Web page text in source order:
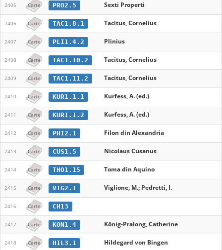
2405 Carte PRO2.5 Sexti Properti
2406 Carte TAC1.8.1 Tacitus, Cornelius
2407 Carte PLI1.4.2 Plinius
2408 Carte TAC1.10.2 Tacitus, Cornelius
2409 Carte TAC1.11.2 Tacitus, Cornelius
2410 Carte KUR1.1.1 Kurfess, A. (ed.)
2411 Carte KUR1.1.2 Kurfess, A. (ed.)
2412 Carte PHI2.1 Filon din Alexandria
2413 Carte CUS1.5 Nicolaus Cusanus
2414 Carte THO1.15 Toma din Aquino
2415 Carte VIG2.1 Viglione, M.; Pedretti, I.
2416 Carte CH13
2417 Carte KON1.4 König-Pralong, Catherine
2418 Carte HIL3.1 Hildegard von Bingen